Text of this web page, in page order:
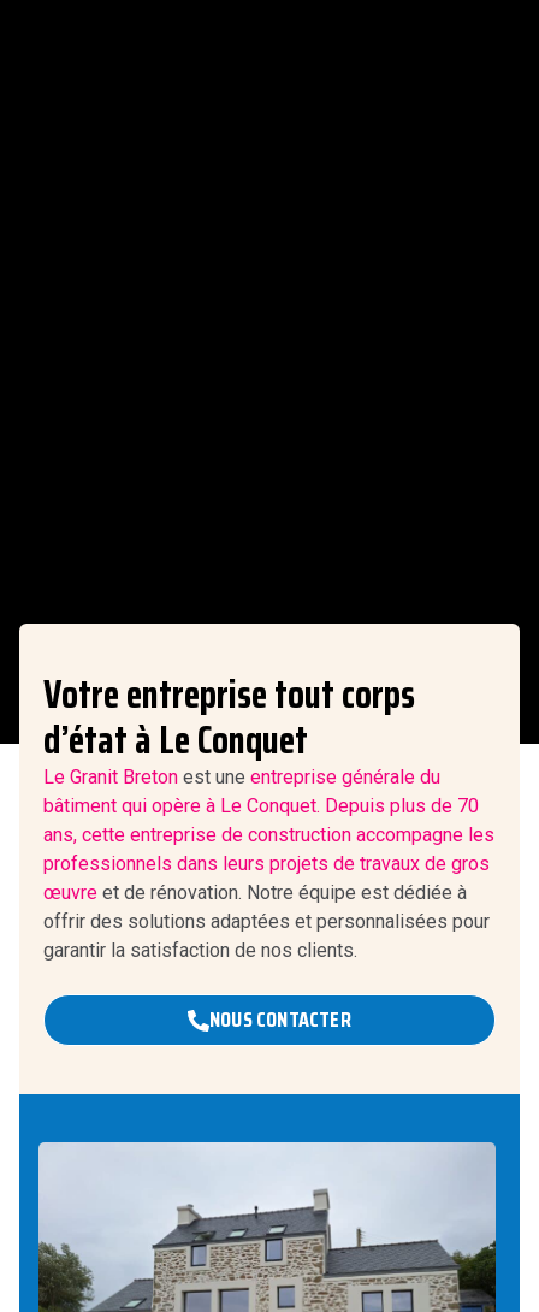
Votre entreprise tout corps
d’état à Le Conquet
Le Granit Breton est une entreprise générale du
bâtiment qui opère à Le Conquet. Depuis plus de 70
ans, cette entreprise de construction accompagne les
professionnels dans leurs projets de travaux de gros
œuvre et de rénovation. Notre équipe est dédiée à
offrir des solutions adaptées et personnalisées pour
garantir la satisfaction de nos clients.
NOUS CONTACTER